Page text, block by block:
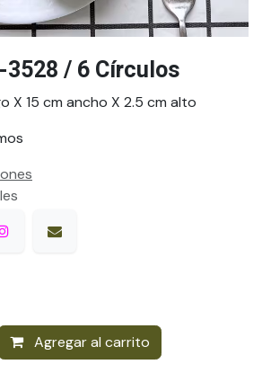
/ 6 Círculos
X 15 cm ancho X 2.5 cm alto
Agregar al carrito